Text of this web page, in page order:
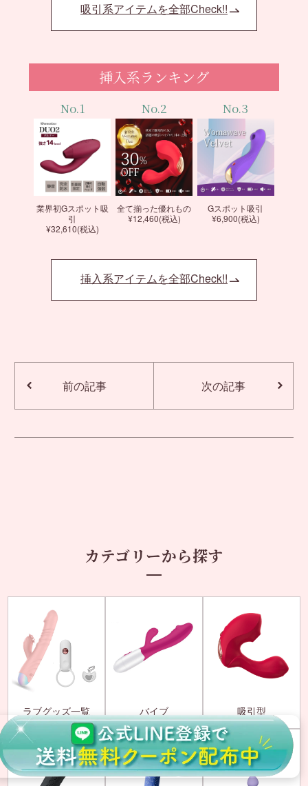
吸引系アイテムを全部Check!!
挿入系ランキング
No.1
業界初Gスポット吸
引
¥32,610(税込)
No.2
全て揃った優れもの
¥12,460(税込)
No.3
Gスポット吸引
¥6,900(税込)
挿入系アイテムを全部Check!!
前の記事 次の記事
カテゴリーから探す
ラブグッズ一覧 バイブ 吸引型